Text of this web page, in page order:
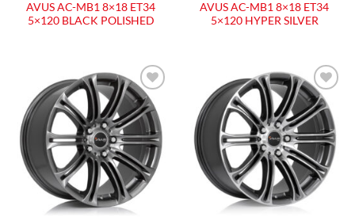
AVUS AC-MB1 8×18 ET34
5×120 BLACK POLISHED
AVUS AC-MB1 8×18 ET34
5×120 HYPER SILVER
Aggiungi
alla lista
dei
desideri
Aggiungi
alla lista
dei
desideri